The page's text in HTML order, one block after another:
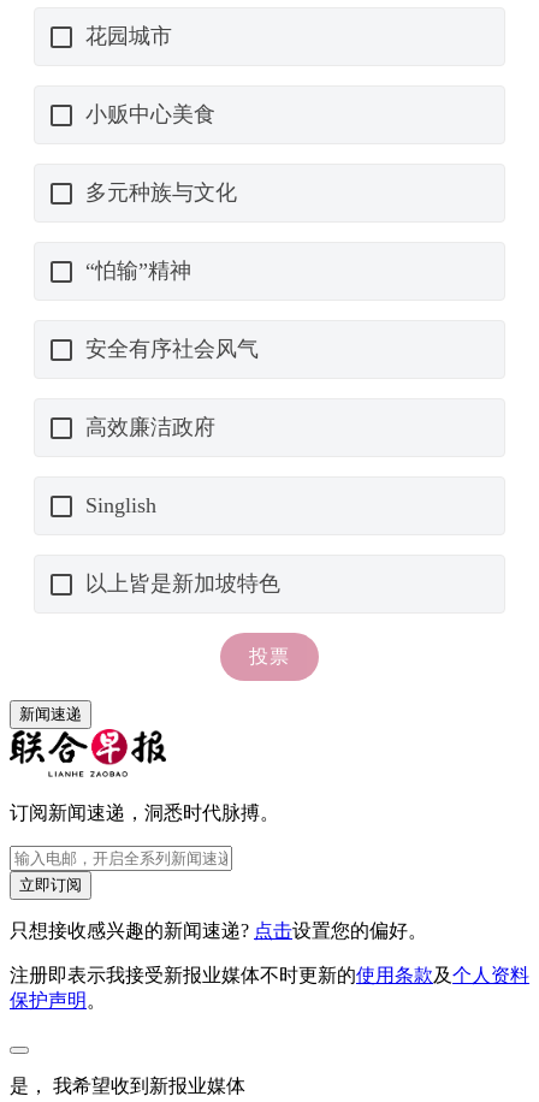
新闻速递
订阅新闻速递，洞悉时代脉搏。
立即订阅
只想接收感兴趣的新闻速递? 点击设置您的偏好。
注册即表示我接受新报业媒体不时更新的使用条款及个人资料
保护声明。
是， 我希望收到新报业媒体